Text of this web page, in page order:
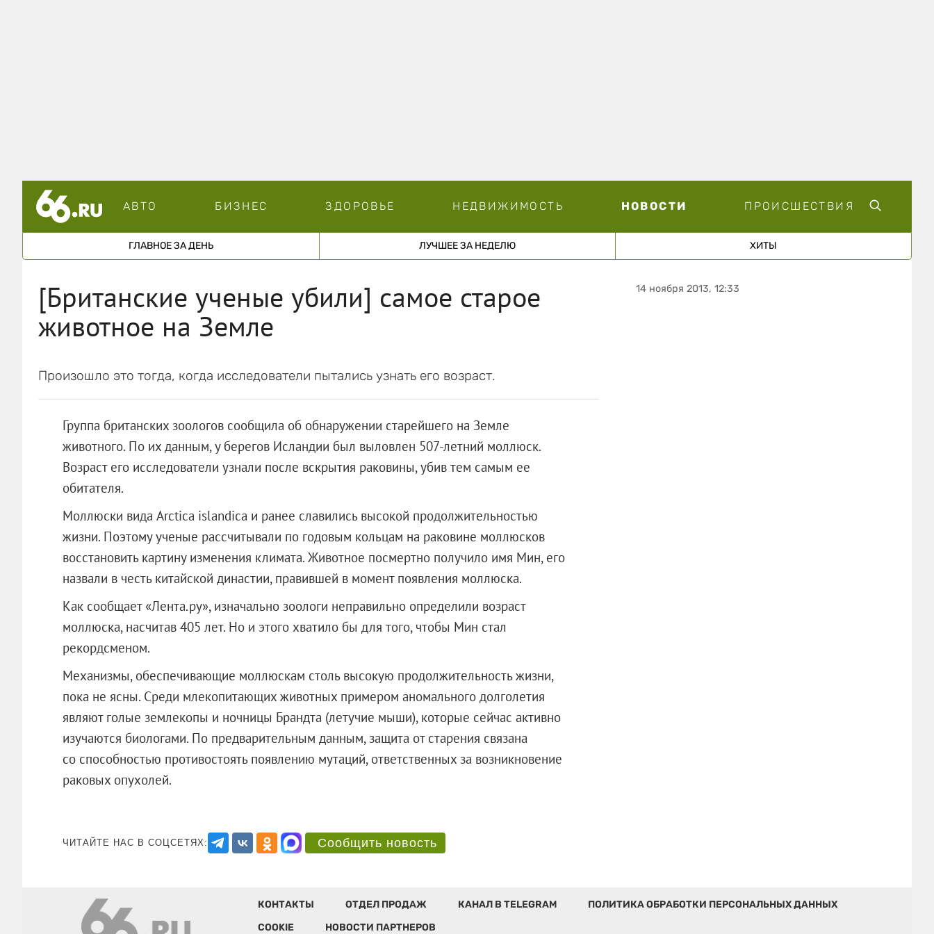
АВТО БИЗНЕС ЗДОРОВЬЕ НЕДВИЖИМОСТЬ НОВОСТИ ПРОИСШЕСТВИЯ
ГЛАВНОЕ ЗА ДЕНЬ ЛУЧШЕЕ ЗА НЕДЕЛЮ ХИТЫ
[Британские ученые убили] самое старое
животное на Земле
Произошло это тогда, когда исследователи пытались узнать его возраст.
Группа британских зоологов сообщила об обнаружении старейшего на Земле
животного. По их данным, у берегов Исландии был выловлен 507-летний моллюск.
Возраст его исследователи узнали после вскрытия раковины, убив тем самым ее
обитателя.
Моллюски вида Arctica islandica и ранее славились высокой продолжительностью
жизни. Поэтому ученые рассчитывали по годовым кольцам на раковине моллюсков
восстановить картину изменения климата. Животное посмертно получило имя Мин, его
назвали в честь китайской династии, правившей в момент появления моллюска.
Как сообщает «Лента.ру», изначально зоологи неправильно определили возраст
моллюска, насчитав 405 лет. Но и этого хватило бы для того, чтобы Мин стал
рекордсменом.
Механизмы, обеспечивающие моллюскам столь высокую продолжительность жизни,
пока не ясны. Среди млекопитающих животных примером аномального долголетия
являют голые землекопы и ночницы Брандта (летучие мыши), которые сейчас активно
изучаются биологами. По предварительным данным, защита от старения связана
со способностью противостоять появлению мутаций, ответственных за возникновение
раковых опухолей.
ЧИТАЙТЕ НАС В СОЦСЕТЯХ: Сообщить новость
14 ноября 2013, 12:33
КОНТАКТЫ ОТДЕЛ ПРОДАЖ КАНАЛ В TELEGRAM
ПОЛИТИКА ОБРАБОТКИ ПЕРСОНАЛЬНЫХ ДАННЫХ
COOKIE
НОВОСТИ ПАРТНЕРОВ